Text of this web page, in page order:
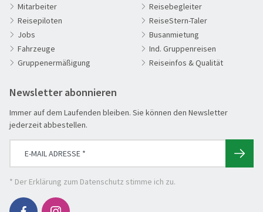
Advents-, Weihnachts- & Silvesterreisen
Aktivreisen
Clubreisen
Deutschland erleben
Entspannen & Wohlfühlen
Erlebnisreise
Flugreisen
Flusskreuzfahrt
Mitarbeiter
Reisepiloten
Jobs
Fahrzeuge
Gruppenermäßigung
Reisebegleiter
ReiseStern-Taler
Busanmietung
Ind. Gruppenreisen
Reiseinfos & Qualität
Newsletter abonnieren
Immer auf dem Laufenden bleiben. Sie können den Newsletter
jederzeit abbestellen.
* Der Erklärung zum Datenschutz stimme ich zu.